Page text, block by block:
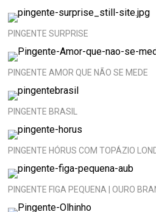
PINGENTE SURPRISE
PINGENTE AMOR QUE NÃO SE MEDE
PINGENTE BRASIL
PINGENTE HÓRUS COM TOPÁZIO
PINGENTE FIGA PEQUENA | OURO